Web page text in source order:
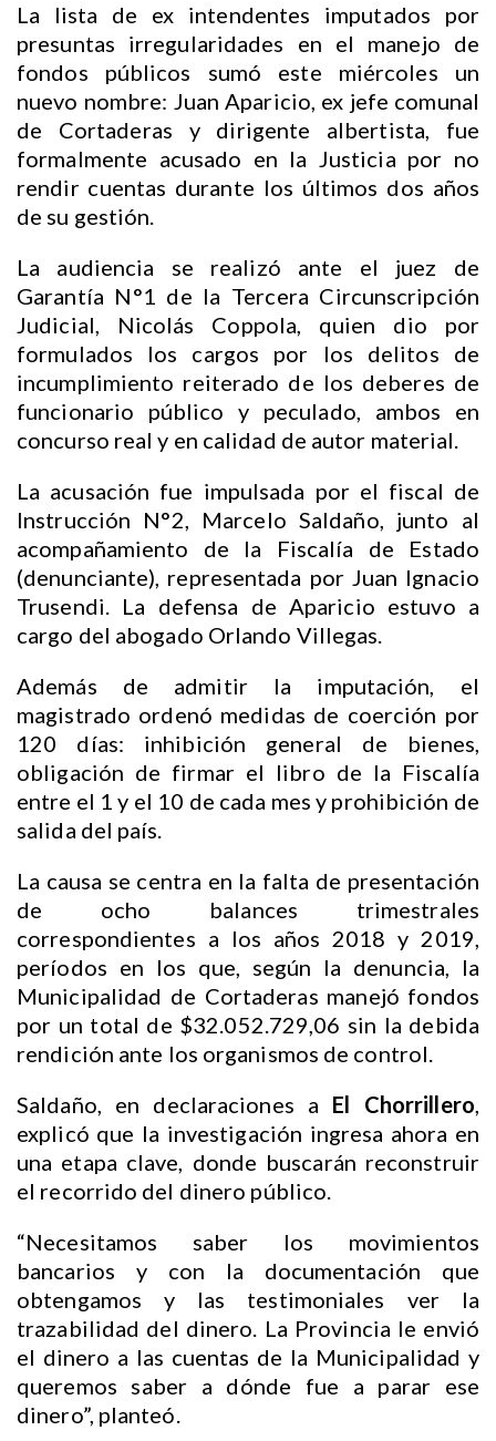
La lista de ex intendentes imputados por
presuntas irregularidades en el manejo de
fondos públicos sumó este miércoles un
nuevo nombre: Juan Aparicio, ex jefe comunal
de Cortaderas y dirigente albertista, fue
formalmente acusado en la Justicia por no
rendir cuentas durante los últimos dos años
de su gestión.
La audiencia se realizó ante el juez de
Garantía N°1 de la Tercera Circunscripción
Judicial, Nicolás Coppola, quien dio por
formulados los cargos por los delitos de
incumplimiento reiterado de los deberes de
funcionario público y peculado, ambos en
concurso real y en calidad de autor material.
La acusación fue impulsada por el fiscal de
Instrucción N°2, Marcelo Saldaño, junto al
acompañamiento de la Fiscalía de Estado
(denunciante), representada por Juan Ignacio
Trusendi. La defensa de Aparicio estuvo a
cargo del abogado Orlando Villegas.
Además de admitir la imputación, el
magistrado ordenó medidas de coerción por
120 días: inhibición general de bienes,
obligación de firmar el libro de la Fiscalía
entre el 1 y el 10 de cada mes y prohibición de
salida del país.
La causa se centra en la falta de presentación
de ocho balances trimestrales
correspondientes a los años 2018 y 2019,
períodos en los que, según la denuncia, la
Municipalidad de Cortaderas manejó fondos
por un total de $32.052.729,06 sin la debida
rendición ante los organismos de control.
Saldaño, en declaraciones a El Chorrillero,
explicó que la investigación ingresa ahora en
una etapa clave, donde buscarán reconstruir
el recorrido del dinero público.
“Necesitamos saber los movimientos
bancarios y con la documentación que
obtengamos y las testimoniales ver la
trazabilidad del dinero. La Provincia le envió
el dinero a las cuentas de la Municipalidad y
queremos saber a dónde fue a parar ese
dinero”, planteó.